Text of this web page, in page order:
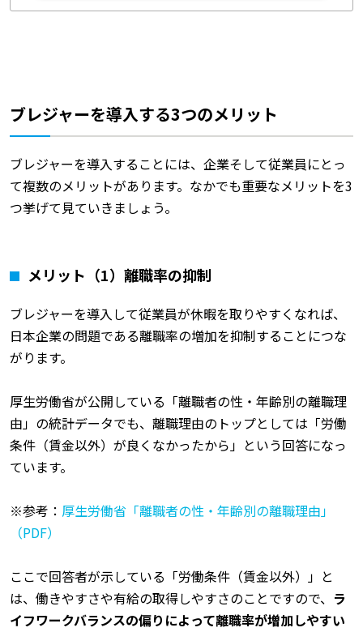
ブレジャーを導入する3つのメリット
ブレジャーを導入することには、企業そして従業員にとっ
て複数のメリットがあります。なかでも重要なメリットを3
つ挙げて見ていきましょう。
メリット（1）離職率の抑制
ブレジャーを導入して従業員が休暇を取りやすくなれば、
日本企業の問題である離職率の増加を抑制することにつな
がります。
厚生労働省が公開している「離職者の性・年齢別の離職理
由」の統計データでも、離職理由のトップとしては「労働
条件（賃金以外）が良くなかったから」という回答になっ
ています。
※参考： 厚生労働省「離職者の性・年齢別の離職理由」
（PDF）
ここで回答者が示している「労働条件（賃金以外）」と
は、働きやすさや有給の取得しやすさのことですので、 ラ
イフワークバランスの偏りによって離職率が増加しやすい